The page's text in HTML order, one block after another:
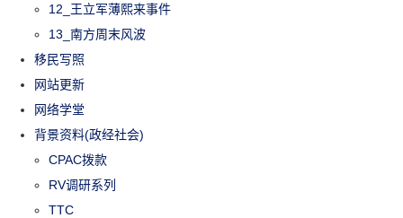
12_王立军薄熙来事件
13_南方周末风波
移民写照
网站更新
网络学堂
背景资料(政经社会)
CPAC拨款
RV调研系列
TTC